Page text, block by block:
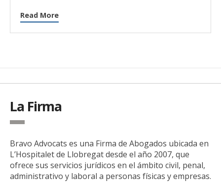
Read More
La Firma
Bravo Advocats es una Firma de Abogados ubicada en
L’Hospitalet de Llobregat desde el año 2007, que
ofrece sus servicios jurídicos en el ámbito civil, penal,
administrativo y laboral a personas físicas y empresas.